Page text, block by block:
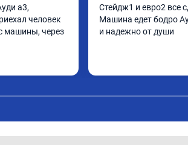
а3,
человек
машины, через
машинка по
Стейдж1 и евро2 все
Машина едет бодро
и надежно от души